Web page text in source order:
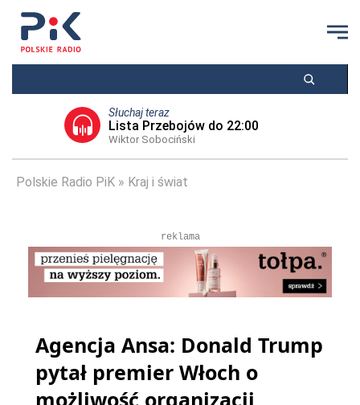
Słuchaj teraz
Lista Przebojów do 22:00
Wiktor Sobociński
Polskie Radio PiK Kraj i świat
reklama
Agencja Ansa: Donald Trump
pytał premier Włoch o
możliwość organizacji